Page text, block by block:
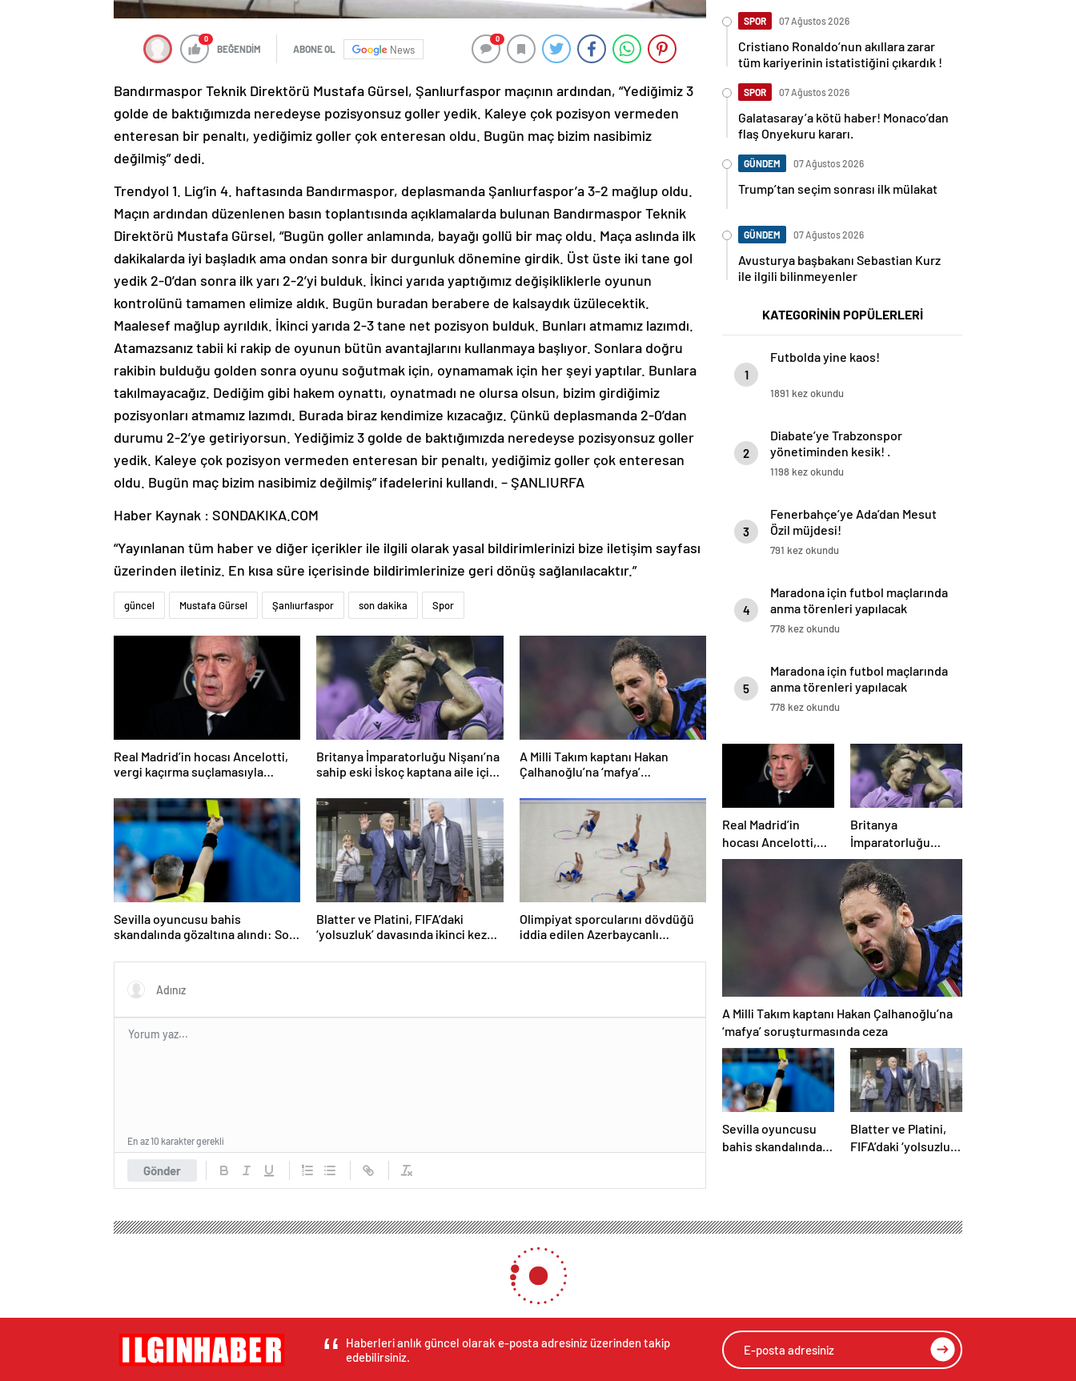
0
BEĞENDİM ABONE OL News
0
Bandırmaspor Teknik Direktörü Mustafa Gürsel, Şanlıurfaspor maçının ardından, “Yediğimiz 3
golde de baktığımızda neredeyse pozisyonsuz goller yedik. Kaleye çok pozisyon vermeden
enteresan bir penaltı, yediğimiz goller çok enteresan oldu. Bugün maç bizim nasibimiz
değilmiş” dedi.
Trendyol 1. Lig’in 4. haftasında Bandırmaspor, deplasmanda Şanlıurfaspor’a 3-2 mağlup oldu.
Maçın ardından düzenlenen basın toplantısında açıklamalarda bulunan Bandırmaspor Teknik
Direktörü Mustafa Gürsel, “Bugün goller anlamında, bayağı gollü bir maç oldu. Maça aslında ilk
dakikalarda iyi başladık ama ondan sonra bir durgunluk dönemine girdik. Üst üste iki tane gol
yedik 2-0’dan sonra ilk yarı 2-2’yi bulduk. İkinci yarıda yaptığımız değişikliklerle oyunun
kontrolünü tamamen elimize aldık. Bugün buradan berabere de kalsaydık üzülecektik.
Maalesef mağlup ayrıldık. İkinci yarıda 2-3 tane net pozisyon bulduk. Bunları atmamız lazımdı.
Atamazsanız tabii ki rakip de oyunun bütün avantajlarını kullanmaya başlıyor. Sonlara doğru
rakibin bulduğu golden sonra oyunu soğutmak için, oynamamak için her şeyi yaptılar. Bunlara
takılmayacağız. Dediğim gibi hakem oynattı, oynatmadı ne olursa olsun, bizim girdiğimiz
pozisyonları atmamız lazımdı. Burada biraz kendimize kızacağız. Çünkü deplasmanda 2-0’dan
durumu 2-2’ye getiriyorsun. Yediğimiz 3 golde de baktığımızda neredeyse pozisyonsuz goller
yedik. Kaleye çok pozisyon vermeden enteresan bir penaltı, yediğimiz goller çok enteresan
oldu. Bugün maç bizim nasibimiz değilmiş” ifadelerini kullandı. – ŞANLIURFA
Haber Kaynak : SONDAKIKA.COM
“Yayınlanan tüm haber ve diğer içerikler ile ilgili olarak yasal bildirimlerinizi bize iletişim sayfası
üzerinden iletiniz. En kısa süre içerisinde bildirimlerinize geri dönüş sağlanılacaktır.”
güncel Mustafa Gürsel Şanlıurfaspor son dakika Spor
Real Madrid’in hocası Ancelotti,
vergi kaçırma suçlamasıyla
Britanya İmparatorluğu Nişanı’na
sahip eski İskoç kaptana aile içi
A Milli Takım kaptanı Hakan
Çalhanoğlu’na ‘mafya’
Sevilla oyuncusu bahis
skandalında gözaltına alındı: Son
Blatter ve Platini, FIFA’daki
‘yolsuzluk’ davasında ikinci kez
Olimpiyat sporcularını dövdüğü
iddia edilen Azerbaycanlı
Gönder
En az 10 karakter gerekli
SPOR 07 Ağustos 2026
Cristiano Ronaldo’nun akıllara zarar
tüm kariyerinin istatistiğini çıkardık !
SPOR 07 Ağustos 2026
Galatasaray’a kötü haber! Monaco’dan
flaş Onyekuru kararı.
GÜNDEM 07 Ağustos 2026
Trump’tan seçim sonrası ilk mülakat
GÜNDEM 07 Ağustos 2026
Avusturya başbakanı Sebastian Kurz
ile ilgili bilinmeyenler
KATEGORİNİN POPÜLERLERİ
1
Futbolda yine kaos!
1891 kez okundu
2
Diabate’ye Trabzonspor
yönetiminden kesik! .
1198 kez okundu
3
Fenerbahçe’ye Ada’dan Mesut
Özil müjdesi!
791 kez okundu
4
Maradona için futbol maçlarında
anma törenleri yapılacak
778 kez okundu
5
Maradona için futbol maçlarında
anma törenleri yapılacak
778 kez okundu
Real Madrid’in
hocası Ancelotti,
vergi kaçırma
Britanya
İmparatorluğu
Nişanı’na sahip eski
İskoç kaptana aile
içi şiddetten kamu
hizmeti cezası
A Milli Takım kaptanı Hakan Çalhanoğlu’na
‘mafya’ soruşturmasında ceza
Sevilla oyuncusu
bahis skandalında
Blatter ve Platini,
FIFA’daki ‘yolsuzluk’
Haberleri anlık güncel olarak e-posta adresiniz üzerinden takip
edebilirsiniz.